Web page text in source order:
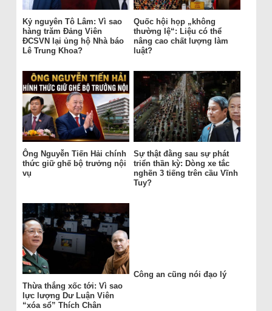
Kỷ nguyên Tô Lâm: Vì sao
hàng trăm Đảng Viên
ĐCSVN lại ủng hộ Nhà báo
Lê Trung Khoa?
Quốc hội họp „không
thường lệ“: Liệu có thể
nâng cao chất lượng làm
luật?
Ông Nguyễn Tiến Hải chính
thức giữ ghế bộ trưởng nội
vụ
Sự thật đằng sau sự phát
triển thần kỳ: Dòng xe tắc
nghẽn 3 tiếng trên cầu Vĩnh
Tuy?
Thừa thắng xốc tới: Vì sao
lực lượng Dư Luận Viên
“xóa sổ” Thích Chân
Công an cũng nói đạo lý